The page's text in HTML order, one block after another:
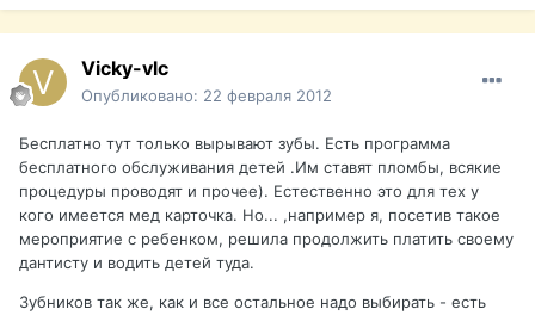
Vicky-vlc
Опубликовано: 22 февраля 2012
Бесплатно тут только вырывают зубы. Есть программа
бесплатного обслуживания детей .Им ставят пломбы, всякие
процедуры проводят и прочее). Естественно это для тех у
кого имеется мед карточка. Но... ,например я, посетив такое
мероприятие с ребенком, решила продолжить платить своему
дантисту и водить детей туда.
Зубников так же, как и все остальное надо выбирать - есть